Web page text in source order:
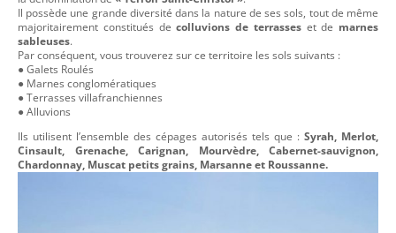
Il possède une grande diversité dans la nature de ses sols, tout de même
majoritairement constitués decolluvions de terrasseset de marnes
sableuses.
Par conséquent, vous trouverez sur ce territoire les sols suivants :
● Galets Roulés
● Marnes conglomératiques
● Terrasses villafranchiennes
● Alluvions
Ils utilisent l’ensemble des cépages autorisés tels que : Syrah, Merlot,
Cinsault, Grenache, Carignan, Mourvèdre, Cabernet-sauvignon,
Chardonnay, Muscat petits grains, Marsanne et Roussanne.